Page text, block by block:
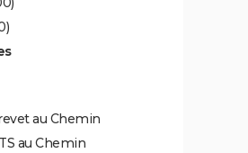
au Chemin
au Chemin